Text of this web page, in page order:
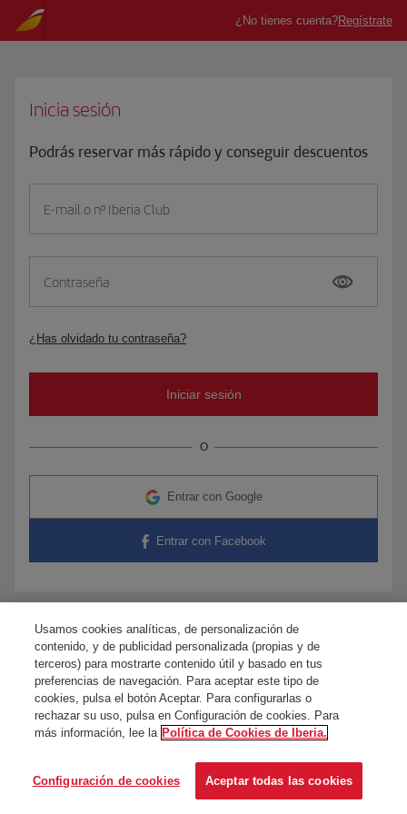
Inicia sesión
Podrás reservar más rápido y conseguir descuentos
E-mail o nº Iberia Club
Contraseña
¿Has olvidado tu contraseña?
O
Entrar con Google
Entrar con Facebook
¿Tienes dudas?Contacta con nosotros
Usamos cookies analíticas, de personalización de
contenido, y de publicidad personalizada (propias y de
terceros) para mostrarte contenido útil y basado en tus
preferencias de navegación. Para aceptar este tipo de
cookies, pulsa el botón Aceptar. Para configurarlas o
rechazar su uso, pulsa en Configuración de cookies. Para
más información, lee la Política de Cookies de Iberia.
Configuración de cookies Aceptar todas las cookies